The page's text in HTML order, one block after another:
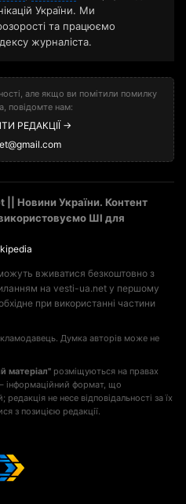
України. Ми
та працюємо
журналіста.
але якщо ви помітили помилку
повідомте нам:
РЕДАКЦІЇ →
Новини України. Контент
ШІ для
вживатися безкоштовно з
на vesti-ua.net у першому
при використанні частини
Думка авторів може не
матеріал" розміщуються на правах
– інформаційний формат, що
не несе відповідальності за їх
з позицією редакції.